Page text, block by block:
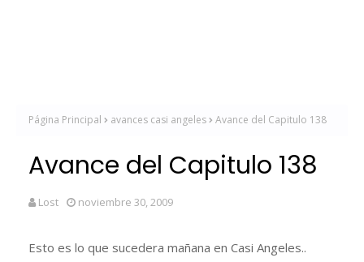
Página Principal avances casi angeles Avance del Capitulo 138
Avance del Capitulo 138
Lost noviembre 30, 2009
Esto es lo que sucedera mañana en Casi Angeles..